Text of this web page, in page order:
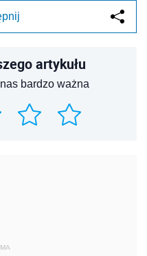
artykułu
bardzo ważna